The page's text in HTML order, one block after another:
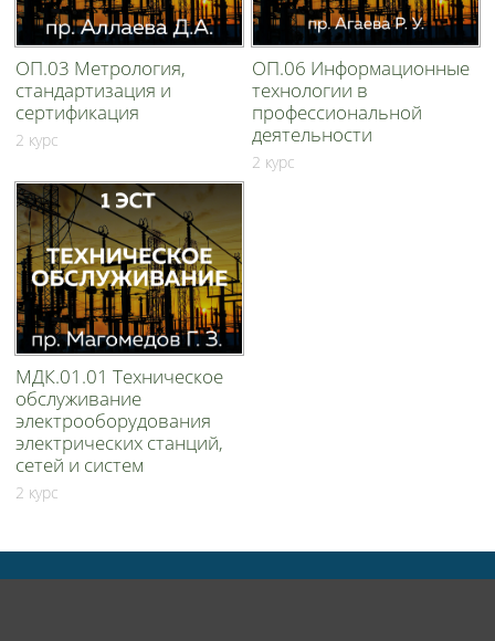
ОП.03 Метрология,
стандартизация и
сертификация
2 курс
ОП.06 Информационные
технологии в
профессиональной
деятельности
2 курс
МДК.01.01 Техническое
обслуживание
электрооборудования
электрических станций,
сетей и систем
2 курс